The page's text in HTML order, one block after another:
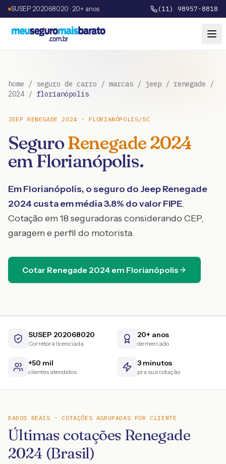
SUSEP 202068020 · 20+ anos (11) 98957-8818
home / seguro de carro / marcas / jeep / renegade /
2024/ florianópolis
JEEP RENEGADE 2024· FLORIANÓPOLIS/SC
SeguroRenegade2024
emFlorianópolis.
EmFlorianópolis, o seguro do JeepRenegade
2024 custa em média3.8% do valor FIPE.
Cotação em 18 seguradoras considerando CEP,
garagem e perfil do motorista.
Cotar Renegade 2024 em Florianópolis
SUSEP 202068020
Corretora licenciada
20+ anos
de mercado
+50 mil
clientes atendidos
3 minutos
pra sua cotação
DADOS REAIS · COTAÇÕES AGRUPADAS POR CLIENTE
Últimas cotações Renegade
2024 (Brasil)